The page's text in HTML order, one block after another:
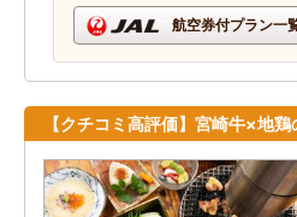
航空券付プラン一
【クチコミ高評価】宮崎牛×地